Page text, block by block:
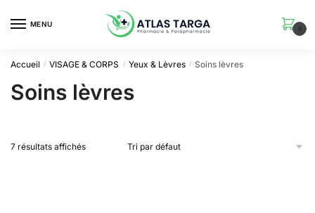
MENU
0
Accueil / VISAGE & CORPS / Yeux & Lèvres / Soins lèvres
Soins lèvres
7 résultats affichés